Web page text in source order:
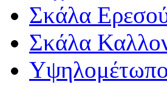
Σκάλα
Σκάλα
Υψηλομέτωπο